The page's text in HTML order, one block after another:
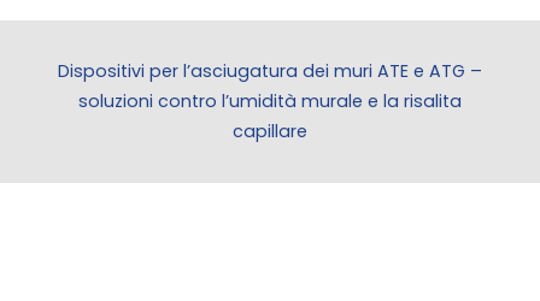
Dispositivi per l’asciugatura dei muri ATE e ATG –
soluzioni contro l’umidità murale e la risalita
capillare